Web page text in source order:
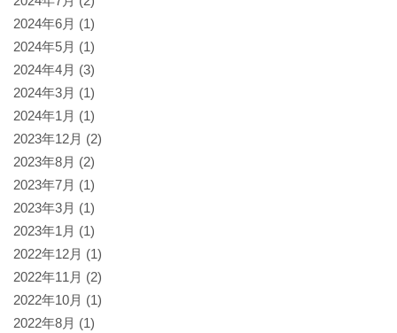
2024年6月 (1)
2024年5月 (1)
2024年4月 (3)
2024年3月 (1)
2024年1月 (1)
2023年12月 (2)
2023年8月 (2)
2023年7月 (1)
2023年3月 (1)
2023年1月 (1)
2022年12月 (1)
2022年11月 (2)
2022年10月 (1)
2022年8月 (1)